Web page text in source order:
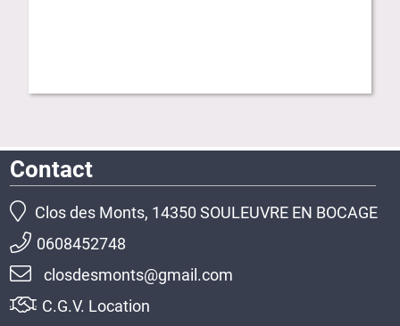
Contact
Clos des Monts, 14350 SOULEUVRE EN BOCAGE
0608452748
closdesmonts@gmail.com
C.G.V. Location